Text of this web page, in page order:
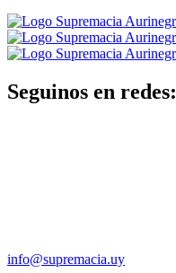
Seguinos en redes:
info@supremacia.uy